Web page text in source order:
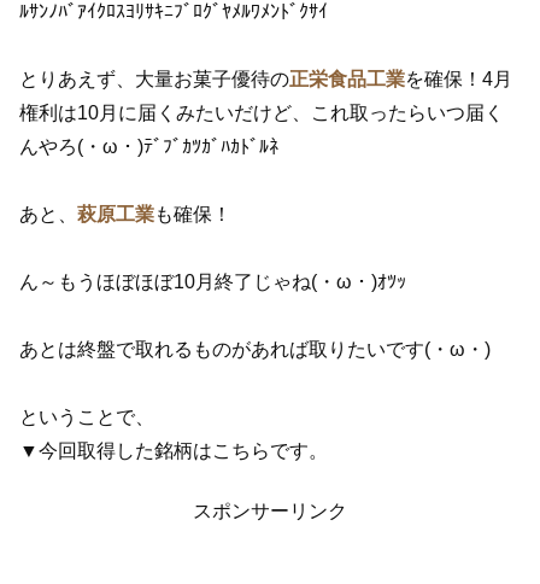
ﾙｻﾝﾉﾊﾞｱｲｸﾛｽﾖﾘｻｷﾆﾌﾞﾛｸﾞﾔﾒﾙﾜﾒﾝﾄﾞｸｻｲ
とりあえず、大量お菓子優待の正栄食品工業を確保！4月
権利は10月に届くみたいだけど、これ取ったらいつ届く
んやろ(・ω・)ﾃﾞﾌﾞｶﾂｶﾞﾊｶﾄﾞﾙﾈ
あと、 萩原工業も確保！
ん～もうほぼほぼ10月終了じゃね(・ω・)ｵﾂｯ
あとは終盤で取れるものがあれば取りたいです(・ω・)
ということで、
▼今回取得した銘柄はこちらです。
スポンサーリンク